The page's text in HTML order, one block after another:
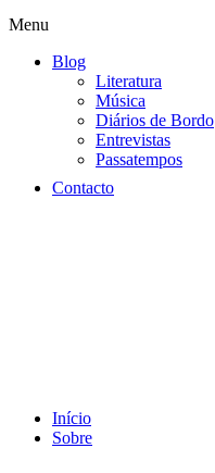
Menu
Blog
Literatura
Música
Diários de Bordo
Entrevistas
Passatempos
Contacto
Início
Sobre